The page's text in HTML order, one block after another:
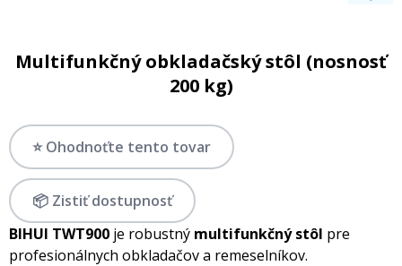
Multifunkčný obkladačský stôl (nosnosť
200 kg)
⭐ Ohodnoťte tento tovar
📦 Zistiť dostupnosť
BIHUI TWT900 je robustný multifunkčný stôl pre
profesionálnych obkladačov a remeselníkov.